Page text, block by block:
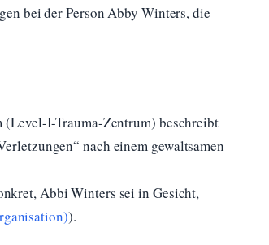
bei der Person Abby Winters, die
I-Trauma-Zentrum) beschreibt
nach einem gewaltsamen
Abbi Winters sei in Gesicht,
).